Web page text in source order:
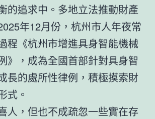
的追求中。多地立法推動財產
年12月份，杭州市人年夜常
程《杭州市增進具身智能機械
》，成為全國首部針對具身智
長的處所性律例，積極摸索財
式。
人，但也不成疏忽一些實在存